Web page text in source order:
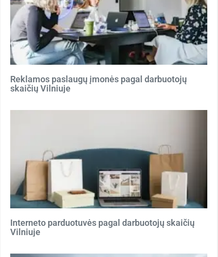
Reklamos paslaugų įmonės pagal darbuotojų
skaičių Vilniuje
Interneto parduotuvės pagal darbuotojų skaičių
Vilniuje